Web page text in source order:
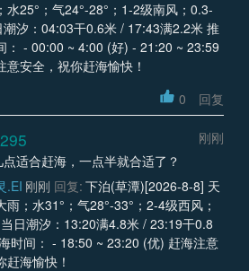
水25°；气24°-28°；1-2级南风；0.3-
汐：04:03干0.6米 / 17:43满2.2米 推
： - 00:00 ~ 4:00 (好) - 21:20 ~ 23:59
意安全，祝你赶海愉快！
0 回复
刚刚
适合赶海，一点半就合适了？
.EI 刚刚 回复: 下泊(草潭)[2026-8-8] 天
雨；水31°；气28°-33°；2-4级西风；
日潮汐：13:20满4.8米 / 23:19干0.8
时间： - 18:50 ~ 23:20 (优) 赶海注意
赶海愉快！